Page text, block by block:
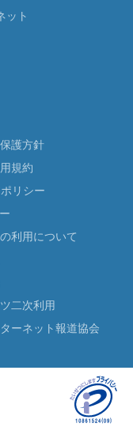
ット
護方針
規約
リシー
利用について
二次利用
ーネット報道協会